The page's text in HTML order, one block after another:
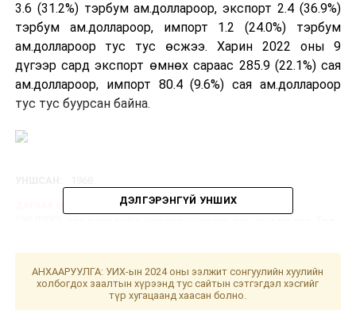
3.6 (31.2%) тэрбум ам.доллароор, экспорт 2.4 (36.9%)
тэрбум ам.доллароор, импорт 1.2 (24.0%) тэрбум
ам.доллароор тус тус өсжээ. Харин 2022 оны 9
дүгээр сард экспорт өмнөх сараас 285.9 (22.1%) сая
ам.доллароор, импорт 80.4 (9.6%) сая ам.доллароор
тус тус буурсан байна.
Улсын нэгдсэн төсвийн тэнцвэржүүлсэн тэнцэл 962.1
тэрбум төгрөгийн алдагдалтай гарчээ
ДЭЛГЭРЭНГҮЙ УНШИХ
АНХААРУУЛГА: УИХ-ын 2024 оны ээлжит сонгуулийн хуулийн
холбогдох заалтын хүрээнд тус сайтын сэтгэгдэл хэсгийг
түр хугацаанд хаасан болно.